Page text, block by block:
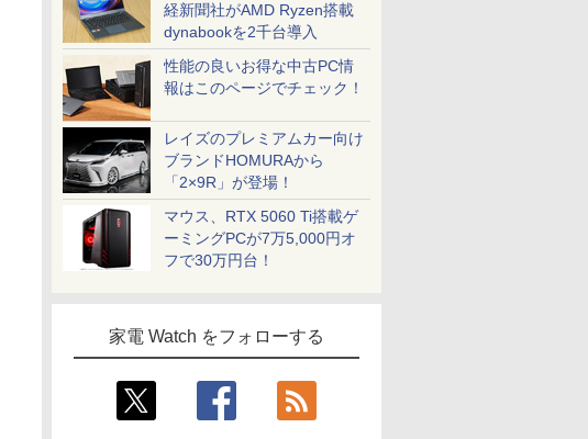
経新聞社がAMD Ryzen搭載
dynabookを2千台導入
性能の良いお得な中古PC情
報はこのページでチェック！
レイズのプレミアムカー向け
ブランドHOMURAから
「2×9R」が登場！
マウス、RTX 5060 Ti搭載ゲ
ーミングPCが7万5,000円オ
フで30万円台！
家電 Watch をフォローする